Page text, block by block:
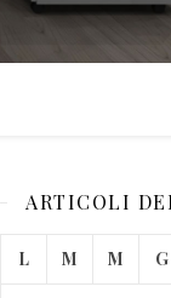
ARTICOLI
L M M G